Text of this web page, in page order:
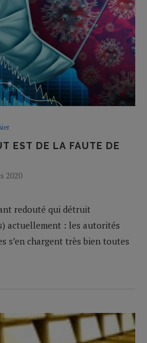
EST DE LA FAUTE DE
2020
redouté qui détruit
actuellement : les autorités
s’en chargent très bien toutes